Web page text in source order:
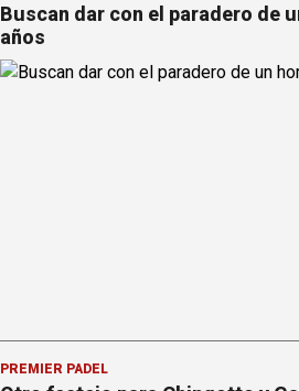
Buscan dar con el paradero de
años
PREMIER PÁDEL